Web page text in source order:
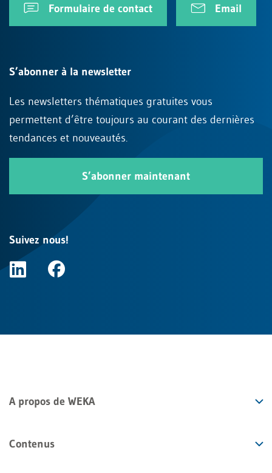
Formulaire de contact Email
S’abonner à la newsletter
Les newsletters thématiques gratuites vous
permettent d’être toujours au courant des dernières
tendances et nouveautés.
S’abonner maintenant
Suivez nous!
A propos de WEKA
Contenus